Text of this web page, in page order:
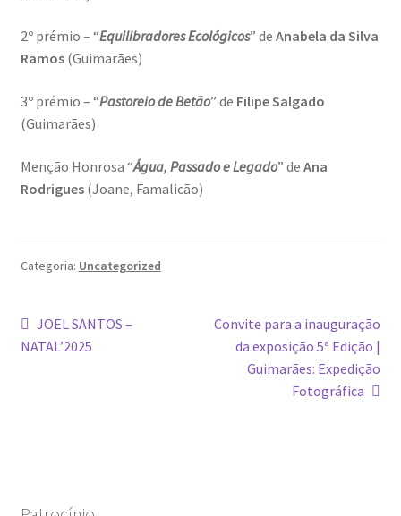
Playboy World, de Ana Dias
Resultados do Concurso de Fotografia Raízes
Ring Portraits Project (teste Masonry)
Shades of Sensuality
Teste Ring Portraits com 4 imagens
2º prémio – “Equilibradores Ecológicos” de Anabela da Silva
Ramos(Guimarães)
3º prémio – “Pastoreio de Betão” de Filipe Salgado
(Guimarães)
Menção Honrosa “Água, Passado e Legado” de Ana
Rodrigues(Joane, Famalicão)
Categoria: Uncategorized
Navegação
de
Artigo
anterior:
JOEL SANTOS –
NATAL’2025
Artigo
seguinte:
Convite para a inauguração
da exposição 5ª Edição |
Guimarães: Expedição
Fotográfica